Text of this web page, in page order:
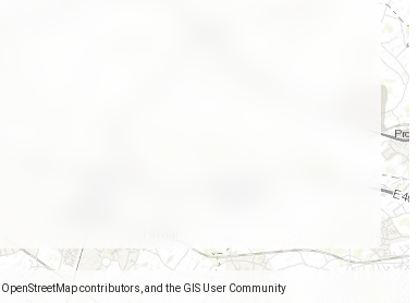
contributors, and the GIS User Community